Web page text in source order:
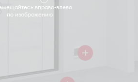
вправо-влево
по изображению